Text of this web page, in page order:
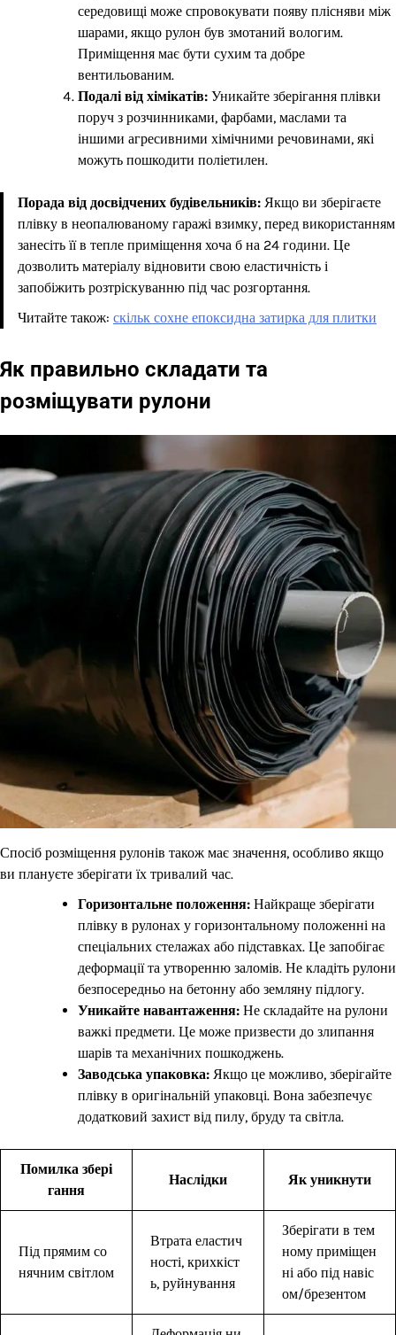
середовищі може спровокувати появу плісняви між
шарами, якщо рулон був змотаний вологим.
Приміщення має бути сухим та добре
вентильованим.
Подалі від хімікатів: Уникайте зберігання плівки
поруч з розчинниками, фарбами, маслами та
іншими агресивними хімічними речовинами, які
можуть пошкодити поліетилен.
Порада від досвідчених будівельників: Якщо ви зберігаєте
плівку в неопалюваному гаражі взимку, перед використанням
занесіть її в тепле приміщення хоча б на 24 години. Це
дозволить матеріалу відновити свою еластичність і
запобіжить розтріскуванню під час розгортання.
Читайте також: скільк сохне епоксидна затирка для плитки
Як правильно складати та
розміщувати рулони
Спосіб розміщення рулонів також має значення, особливо якщо
ви плануєте зберігати їх тривалий час.
Горизонтальне положення: Найкраще зберігати
плівку в рулонах у горизонтальному положенні на
спеціальних стелажах або підставках. Це запобігає
деформації та утворенню заломів. Не кладіть рулони
безпосередньо на бетонну або земляну підлогу.
Уникайте навантаження: Не складайте на рулони
важкі предмети. Це може призвести до злипання
шарів та механічних пошкоджень.
Заводська упаковка: Якщо це можливо, зберігайте
плівку в оригінальній упаковці. Вона забезпечує
додатковий захист від пилу, бруду та світла.
Помилка збері
гання
Наслідки Як уникнути
Під прямим со
нячним світлом
Втрата еластич
ності, крихкіст
ь, руйнування
Зберігати в тем
ному приміщен
ні або під навіс
ом/брезентом